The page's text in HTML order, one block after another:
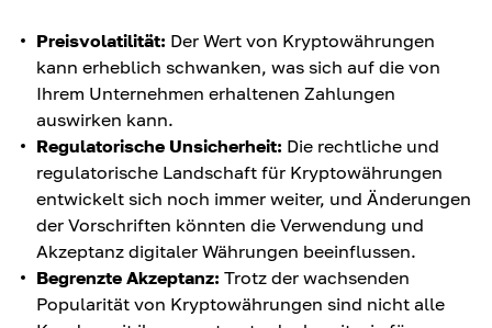
Preisvolatilität: Der Wert von Kryptowährungen
kann erheblich schwanken, was sich auf die von
Ihrem Unternehmen erhaltenen Zahlungen
auswirken kann.
Regulatorische Unsicherheit: Die rechtliche und
regulatorische Landschaft für Kryptowährungen
entwickelt sich noch immer weiter, und Änderungen
der Vorschriften könnten die Verwendung und
Akzeptanz digitaler Währungen beeinflussen.
Begrenzte Akzeptanz: Trotz der wachsenden
Popularität von Kryptowährungen sind nicht alle